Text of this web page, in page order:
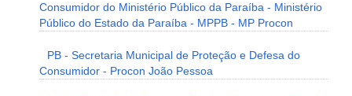
Consumidor do Ministério Público da Paraíba - Ministério
Público do Estado da Paraíba - MPPB - MP Procon
PB - Secretaria Municipal de Proteção e Defesa do
Consumidor - Procon João Pessoa